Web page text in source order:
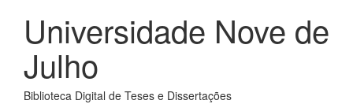
Universidade Nove de
Julho
Biblioteca Digital de Teses e Dissertações